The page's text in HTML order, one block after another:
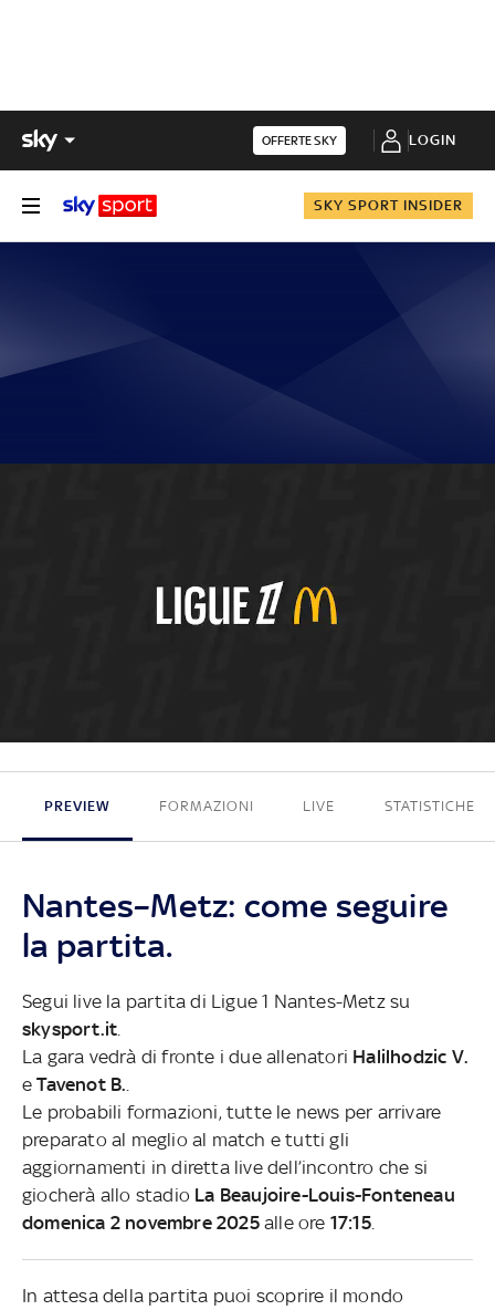
OFFERTE SKY LOGIN
SKY SPORT INSIDER
0 - 2
PREVIEW FORMAZIONI LIVE STATISTICHE
Nantes–Metz: come seguire
la partita.
Segui live la partita di Ligue 1 Nantes-Metz su
skysport.it
La gara vedrà di fronte i due allenatori Halilhodzic V.
eTavenot B.
Le probabili formazioni, tutte le news per arrivare
preparato al meglio al match e tutti gli
aggiornamenti in diretta live dell’incontro che si
giocherà allo stadio La Beaujoire-Louis-Fonteneau
domenica 2 novembre 2025alle ore 17:15.
In attesa della partita puoi scoprire il mondo